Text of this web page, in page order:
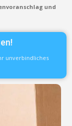
und
unverbindliches